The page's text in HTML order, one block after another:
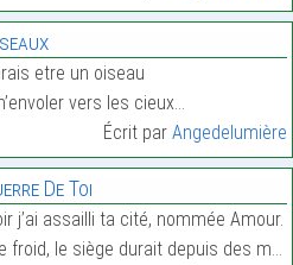
etre un oiseau
vers les cieux…
Écrit par Angedelumière
De Toi
j’ai assailli ta cité, nommée Amour.
froid, le siège durait depuis des mois,…